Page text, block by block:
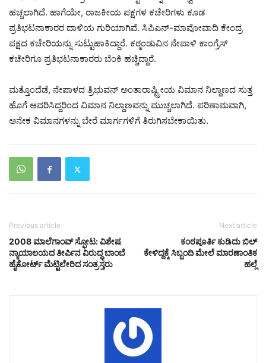
ಹಚ್ಚಲಾಗಿದೆ. ಹಾಗೆಯೇ, ರಾಜಕೀಯ ಪಕ್ಷಗಳ ಕಚೇರಿಗಳು ಕೂಡ
ಪ್ರತಿಭಟನಾಕಾರರ ದಾಳಿಯ ಗುರಿಯಾಗಿವೆ. ಸಿಪಿಎನ್-ಮಾವೋವಾದಿ ಕೇಂದ್ರ
ಪಕ್ಷದ ಕಚೇರಿಯನ್ನು ಸುಟ್ಟುಹಾಕಿದ್ದಾರೆ. ಕಠ್ಮಂಡುವಿನ ನೇಪಾಳಿ ಕಾಂಗ್ರೆಸ್
ಕಚೇರಿಗೂ ಪ್ರತಿಭಟನಾಕಾರರು ಬೆಂಕಿ ಹಚ್ಚಿದ್ದಾರೆ.
ಮತ್ತೊಂದೆಡೆ, ನೇಪಾಳದ ತ್ರಿಭುವನ್ ಅಂತಾರಾಷ್ಟ್ರೀಯ ವಿಮಾನ ನಿಲ್ದಾಣದ ಸುತ್ತ
ಹೊಗೆ ಆವರಿಸಿದ್ದರಿಂದ ವಿಮಾನ ನಿಲ್ದಾಣವನ್ನು ಮುಚ್ಚಲಾಗಿದೆ. ಪರಿಣಾಮವಾಗಿ,
ಅನೇಕ ವಿಮಾನಗಳನ್ನು ಬೇರೆ ಮಾರ್ಗಗಳಿಗೆ ತಿರುಗಿಸಬೇಕಾಯಿತು.
Previous article
2008 ಮಾಲೆಗಾಂವ್ ಸ್ಫೋಟ: ವಿಶೇಷ
ನ್ಯಾಯಾಲಯದ ತೀರ್ಪಿನ ವಿರುದ್ಧ ಬಾಂಬೆ
ಹೈಕೋರ್ಟ್‌ ಮೆಟ್ಟಿಲೇರಿದ ಸಂತ್ರಸ್ತರು
Next article
ಕಂಠಪೂರ್ತಿ ಕುಡಿದು ಬಿಲ್‌
ಕೇಳಿದ್ದಕ್ಕೆ ಸಿಬ್ಬಂದಿ ಮೇಲೆ ಮಾರಣಾಂತಿಕ
ಹಲ್ಲೆ